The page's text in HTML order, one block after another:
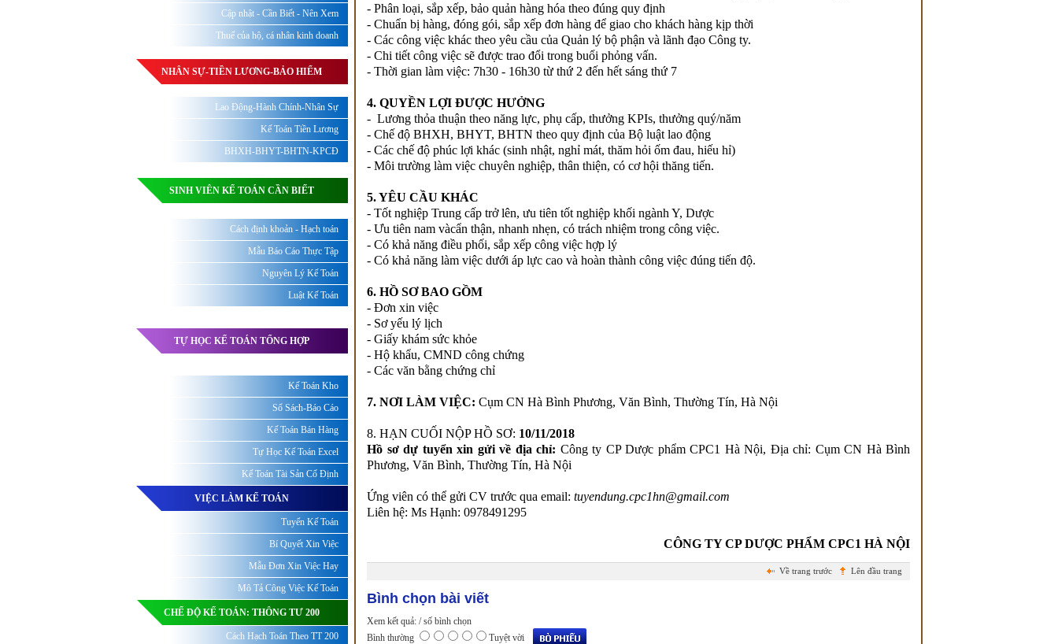
- Phân loại, sắp xếp, bảo quản hàng hóa theo đúng quy định
- Chuẩn bị hàng, đóng gói, sắp xếp đơn hàng để giao cho khách hàng kịp thời
- Các công việc khác theo yêu cầu của Quản lý bộ phận và lãnh đạo Công ty.
- Chi tiết công việc sẽ được trao đổi trong buổi phỏng vấn.
- Thời gian làm việc: 7h30 - 16h30 từ thứ 2 đến hết sáng thứ 7
4. QUYỀN LỢI ĐƯỢC HƯỞNG
- Lương thỏa thuận theo năng lực, phụ cấp, thưởng KPIs, thưởng quý/năm
- Chế độ BHXH, BHYT, BHTN theo quy định của Bộ luật lao động
- Các chế độ phúc lợi khác (sinh nhật, nghỉ mát, thăm hỏi ốm đau, hiếu hỉ)
- Môi trường làm việc chuyên nghiệp, thân thiện, có cơ hội thăng tiến.
5. YÊU CẦU KHÁC
- Tốt nghiệp Trung cấp trở lên, ưu tiên tốt nghiệp khối ngành Y, Dược
- Ưu tiên nam vàcẩn thận, nhanh nhẹn, có trách nhiệm trong công việc.
- Có khả năng điều phối, sắp xếp công việc hợp lý
- Có khả năng làm việc dưới áp lực cao và hoàn thành công việc đúng tiến độ.
6. HỒ SƠ BAO GỒM
- Đơn xin việc
- Sơ yếu lý lịch
- Giấy khám sức khỏe
- Hộ khẩu, CMND công chứng
- Các văn bằng chứng chỉ
7. NƠI LÀM VIỆC: Cụm CN Hà Bình Phương, Văn Bình, Thường Tín, Hà Nội
8. HẠN CUỐI NỘP HỒ SƠ: 10/11/2018
Hồ sơ dự tuyển xin gửi về địa chỉ: Công ty CP Dược phẩm CPC1 Hà Nội, Địa chỉ: Cụm CN Hà Bình
Phương, Văn Bình, Thường Tín, Hà Nội
Ứng viên có thể gửi CV trước qua email: tuyendung.cpc1hn@gmail.com
Liên hệ: Ms Hạnh: 0978491295
CÔNG TY CP DƯỢC PHẨM CPC1 HÀ NỘI
Lên đầu trang
Về trang trước
Bình chọn bài viết
Xem kết quả: / số bình chọn
Bình thường
Tuyệt vời
Cập nhật - Cần Biết - Nên Xem
Thuế của hộ, cá nhân kinh doanh
NHÂN SỰ-TIỀN LƯƠNG-BẢO HIỂM
Lao Động-Hành Chính-Nhân Sự
Kế Toán Tiền Lương
BHXH-BHYT-BHTN-KPCĐ
SINH VIÊN KẾ TOÁN CẦN BIẾT
Cách định khoản - Hạch toán
Mẫu Báo Cáo Thực Tập
Nguyên Lý Kế Toán
Luật Kế Toán
TỰ HỌC KẾ TOÁN TỔNG HỢP
Kế Toán Kho
Sổ Sách-Báo Cáo
Kế Toán Bán Hàng
Tự Học Kế Toán Excel
Kế Toán Tài Sản Cố Định
VIỆC LÀM KẾ TOÁN
Tuyển Kế Toán
Bí Quyết Xin Việc
Mẫu Đơn Xin Việc Hay
Mô Tả Công Việc Kế Toán
CHẾ ĐỘ KẾ TOÁN: THÔNG TƯ 200
Cách Hạch Toán Theo TT 200